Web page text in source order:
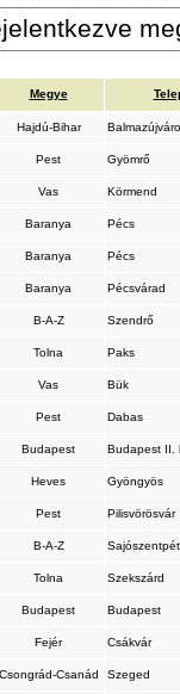
Megye
Hajdú-Bihar
Pest Gyömrő
Vas Körmend
Baranya Pécs
Baranya Pécs
Baranya Pécsvárad
B-A-Z Szendrő
Tolna Paks
Vas Bük
Pest Dabas
Budapest Budapest II.
Heves Gyöngyös
Pest Pilisvörösvár
B-A-Z
Tolna Szekszárd
Budapest Budapest
Fejér Csákvár
Csongrád-Csanád Szeged